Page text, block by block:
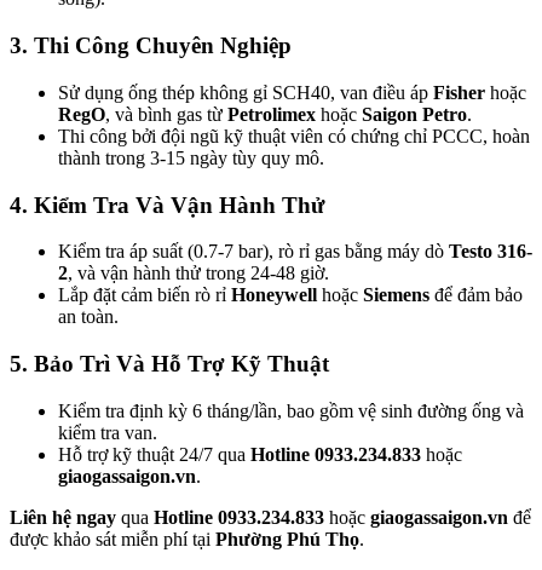
3. Thi Công Chuyên Nghiệp
Sử dụng ống thép không gỉ SCH40, van điều áp Fisher hoặc
RegO, và bình gas từ Petrolimex hoặc Saigon Petro.
Thi công bởi đội ngũ kỹ thuật viên có chứng chỉ PCCC, hoàn
thành trong 3-15 ngày tùy quy mô.
4. Kiểm Tra Và Vận Hành Thử
Kiểm tra áp suất (0.7-7 bar), rò rỉ gas bằng máy dò Testo 316-
2, và vận hành thử trong 24-48 giờ.
Lắp đặt cảm biến rò rỉ Honeywell hoặc Siemens để đảm bảo
an toàn.
5. Bảo Trì Và Hỗ Trợ Kỹ Thuật
Kiểm tra định kỳ 6 tháng/lần, bao gồm vệ sinh đường ống và
kiểm tra van.
Hỗ trợ kỹ thuật 24/7 qua Hotline 0933.234.833 hoặc
giaogassaigon.vn.
Liên hệ ngay qua Hotline 0933.234.833 hoặc giaogassaigon.vn để
được khảo sát miễn phí tại Phường Phú Thọ.